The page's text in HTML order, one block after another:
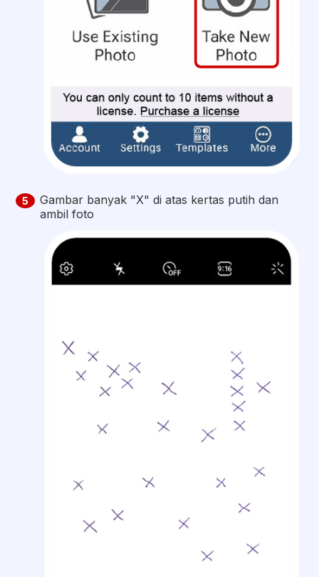
5
Gambar banyak "X" di atas kertas putih dan
ambil foto